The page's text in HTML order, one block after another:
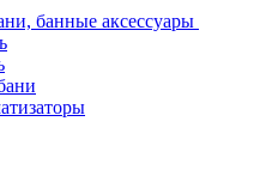
банные аксессуары